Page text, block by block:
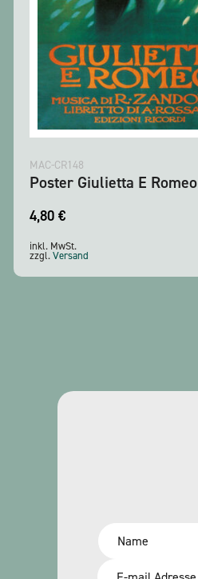
MAC-CR148
Poster Giulietta E Romeo
4,80 €
inkl. MwSt.
zzgl.Versand